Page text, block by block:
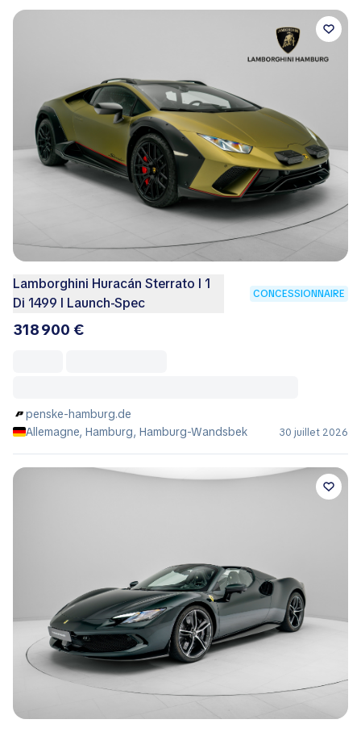
Lamborghini Huracán Sterrato I 1
Di 1499 I Launch-Spec
CONCESSIONNAIRE
318 900 €
penske-hamburg.de
Allemagne, Hamburg, Hamburg-Wandsbek
30 juillet 2026